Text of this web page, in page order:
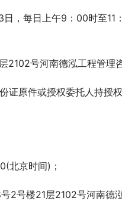
，每日上午9：00时至11
号河南德泓工程管理
证原件或授权委托人持授
北京时间)；
2号楼21层2102号河南德